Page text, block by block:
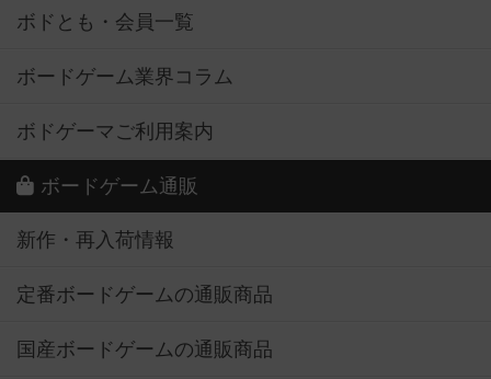
ボドとも・会員一覧
ボードゲーム業界コラム
ボドゲーマご利用案内
ボードゲーム通販
新作・再入荷情報
定番ボードゲームの通販商品
国産ボードゲームの通販商品